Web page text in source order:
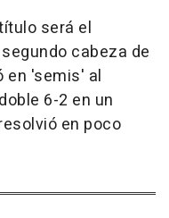
será el
cabeza de
en 'semis' al
6-2 en un
en poco